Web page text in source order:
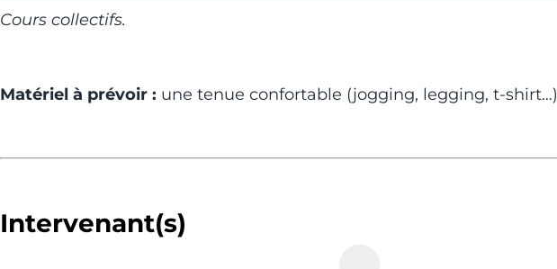
Cours collectifs.
Matériel à prévoir : une tenue confortable (jogging, legging, t-shirt…)
Intervenant(s)